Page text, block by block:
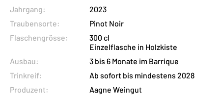
Jahrgang:
2023
Traubensorte:
Pinot Noir
Flaschengrösse:
300 cl
Einzelflasche in Holzkiste
Ausbau:
3 bis 6 Monate im Barrique
Trinkreif:
Ab sofort bis mindestens 2028
Produzent:
Aagne Weingut